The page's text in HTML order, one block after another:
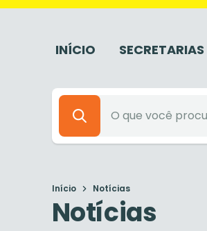
INÍCIO SECRETARIAS
Início Notícias
Notícias